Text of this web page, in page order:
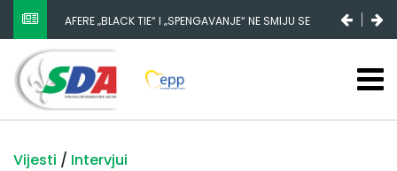
AFERE „BLACK TIE“ I „SPENGAVANJE“ NE SMIJU SE
ZATAŠKATI
NESTANAK 780.000 EURA IZ IGMANA NE MOŽE BITI
SLUČAJNI PREVID, ODGOVORNOST MORAJU SNOSITI
VLADA FBIH I NJENI KADROVI
Vijesti / Intervjui